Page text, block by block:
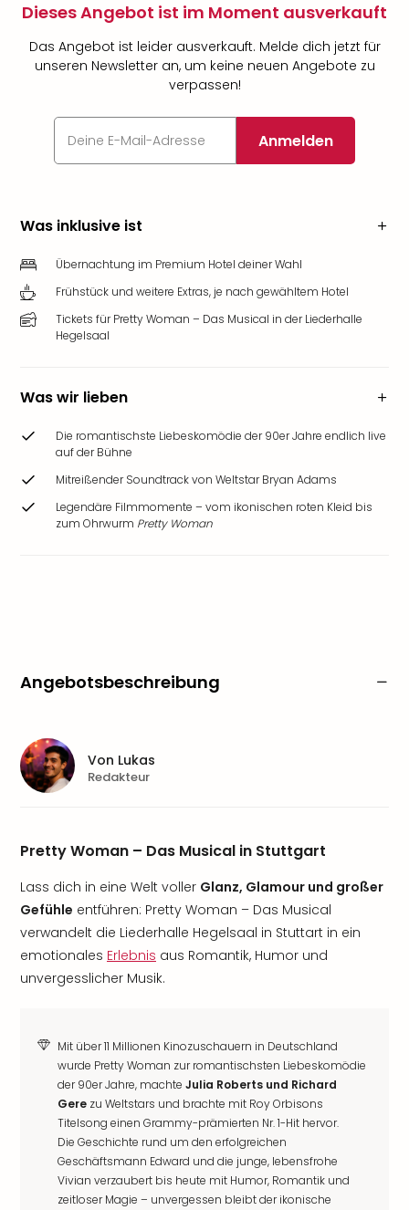
Dieses Angebot ist im Moment ausverkauft
Das Angebot ist leider ausverkauft. Melde dich jetzt für
unseren Newsletter an, um keine neuen Angebote zu
verpassen!
Anmelden
Was inklusive ist
Übernachtung im Premium Hotel deiner Wahl
Frühstück und weitere Extras, je nach gewähltem Hotel
Tickets für Pretty Woman – Das Musical in der Liederhalle
Hegelsaal
Was wir lieben
Die romantischste Liebeskomödie der 90er Jahre endlich live
auf der Bühne
Mitreißender Soundtrack von Weltstar Bryan Adams
Legendäre Filmmomente – vom ikonischen roten Kleid bis
zum Ohrwurm Pretty Woman
Angebotsbeschreibung
Pretty Woman – Das Musical in Stuttgart
Lass dich in eine Welt voller Glanz, Glamour und großer
Gefühle entführen: Pretty Woman – Das Musical
verwandelt die Liederhalle Hegelsaal in Stuttart in ein
emotionales Erlebnis aus Romantik, Humor und
unvergesslicher Musik.
Mit über 11 Millionen Kinozuschauern in Deutschland
wurde Pretty Woman zur romantischsten Liebeskomödie
der 90er Jahre, machte Julia Roberts und Richard
Gere zu Weltstars und brachte mit Roy Orbisons
Titelsong einen Grammy-prämierten Nr. 1-Hit hervor.
Die Geschichte rund um den erfolgreichen
Geschäftsmann Edward und die junge, lebensfrohe
Vivian verzaubert bis heute mit Humor, Romantik und
zeitloser Magie – unvergessen bleibt der ikonische
Von Lukas
Redakteur